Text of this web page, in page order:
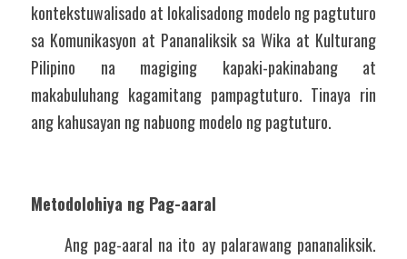
kontekstuwalisado at lokalisadong modelo ng pagtuturo
sa Komunikasyon at Pananaliksik sa Wika at Kulturang
Pilipino na magiging kapaki-pakinabang at
makabuluhang kagamitang pampagtuturo. Tinaya rin
ang kahusayan ng nabuong modelo ng pagtuturo.
Metodolohiya ng Pag-aaral